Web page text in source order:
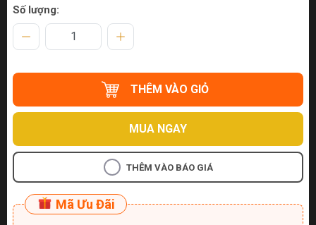
Số lượng:
THÊM VÀO GIỎ
MUA NGAY
THÊM VÀO BÁO GIÁ
Mã Ưu Đãi